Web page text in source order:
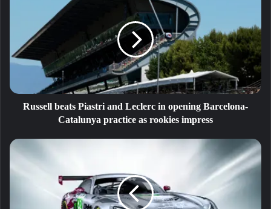
وفي منافسات الهايپر پول األولى، أخفق
فريق قطر بفارق أجزاء من الثانية فقط
في التأهل إلى المرحلة الثانية، ليحتل
المركز الثاني عشر على شبكة انطالق
فئة إل إم چي تي٣ في النسخة الرابعة
والتسعين من أشهر سباقات التحمل في
العالم، حيث عكس الفارق الضئيل البالغ
٠.٠٧٢ ثانية فقط عن المراكز العشرة
األولى على طول اللفة البالغة ١٣.٦ كلم
المستوى التنافسي المرتفع في هذه
الفئة.
Russell beats Piastri and Leclerc in opening Barcelona-
Catalunya practice as rookies impress